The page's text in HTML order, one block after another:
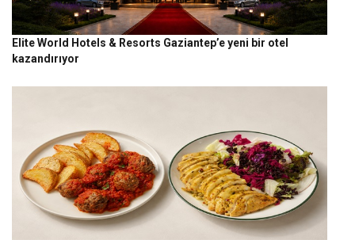
Elite World Hotels & Resorts Gaziantep’e yeni bir otel
kazandırıyor